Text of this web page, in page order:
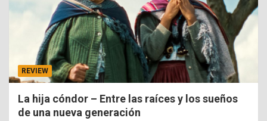
REVIEW
La hija cóndor – Entre las raíces y los sueños
de una nueva generación